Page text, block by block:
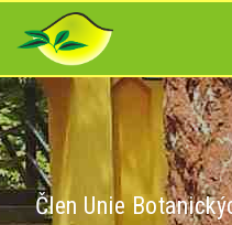
Člen Unie